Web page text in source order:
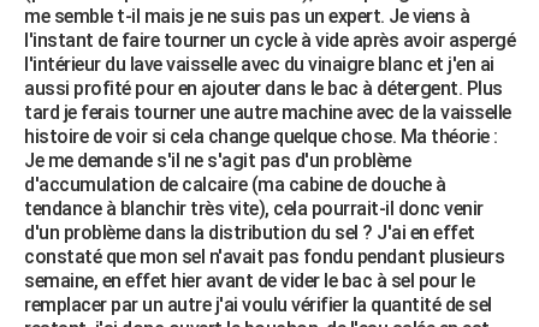
me semble t-il mais je ne suis pas un expert. Je viens à
l'instant de faire tourner un cycle à vide après avoir aspergé
l'intérieur du lave vaisselle avec du vinaigre blanc et j'en ai
aussi profité pour en ajouter dans le bac à détergent. Plus
tard je ferais tourner une autre machine avec de la vaisselle
histoire de voir si cela change quelque chose. Ma théorie :
Je me demande s'il ne s'agit pas d'un problème
d'accumulation de calcaire (ma cabine de douche à
tendance à blanchir très vite), cela pourrait-il donc venir
d'un problème dans la distribution du sel ? J'ai en effet
constaté que mon sel n'avait pas fondu pendant plusieurs
semaine, en effet hier avant de vider le bac à sel pour le
remplacer par un autre j'ai voulu vérifier la quantité de sel